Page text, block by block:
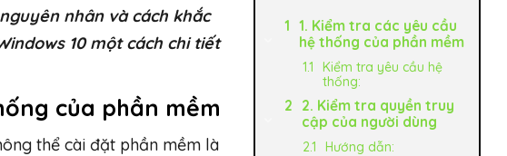
1. Kiểm tra các yêu cầu
hệ thống của phần mềm
Kiểm tra yêu cầu hệ
thống:
2. Kiểm tra quyền truy
cập của người dùng
Hướng dẫn:
nhân và cách khắc
10 một cách chi tiết
của phần mềm
thể cài đặt phần mềm là